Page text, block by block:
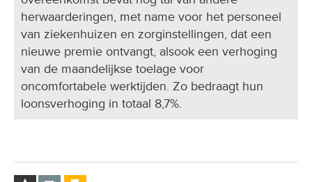
herwaarderingen, met name voor het personeel
van ziekenhuizen en zorginstellingen, dat een
nieuwe premie ontvangt, alsook een verhoging
van de maandelijkse toelage voor
oncomfortabele werktijden. Zo bedraagt hun
loonsverhoging in totaal 8,7%.